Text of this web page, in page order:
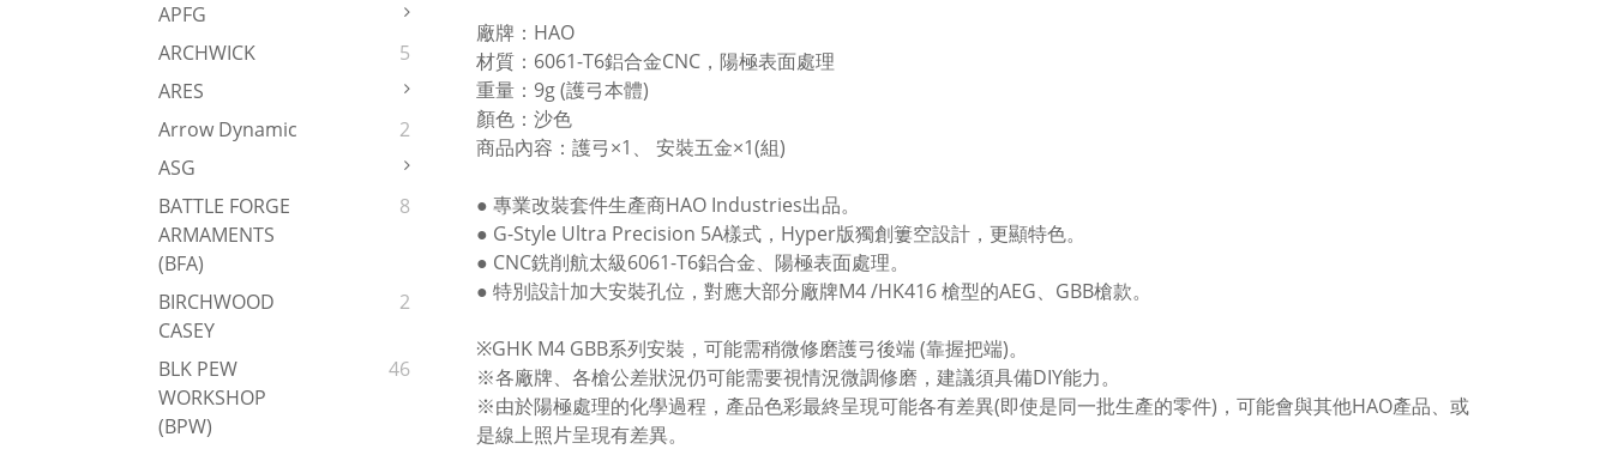
APFG
ARCHWICK
5
ARES
Arrow Dynamic
2
ASG
BATTLE FORGE
ARMAMENTS
(BFA)
8
BIRCHWOOD
CASEY
2
BLK PEW
WORKSHOP
(BPW)
46
廠牌：HAO
材質：6061-T6鋁合金CNC，陽極表面處理
重量：9g (護弓本體)
顏色：沙色
商品內容：護弓×1、 安裝五金×1(組)
● 專業改裝套件生產商HAO Industries出品。
● G-Style Ultra Precision 5A樣式，Hyper版獨創簍空設計，更顯特色。
● CNC銑削航太級6061-T6鋁合金、陽極表面處理。
● 特別設計加大安裝孔位，對應大部分廠牌M4 /HK416 槍型的AEG、GBB槍款。
※GHK M4 GBB系列安裝，可能需稍微修磨護弓後端 (靠握把端)。
※各廠牌、各槍公差狀況仍可能需要視情況微調修磨，建議須具備DIY能力。
※由於陽極處理的化學過程，產品色彩最終呈現可能各有差異(即使是同一批生產的零件)，可能會與其他HAO產品、或
是線上照片呈現有差異。